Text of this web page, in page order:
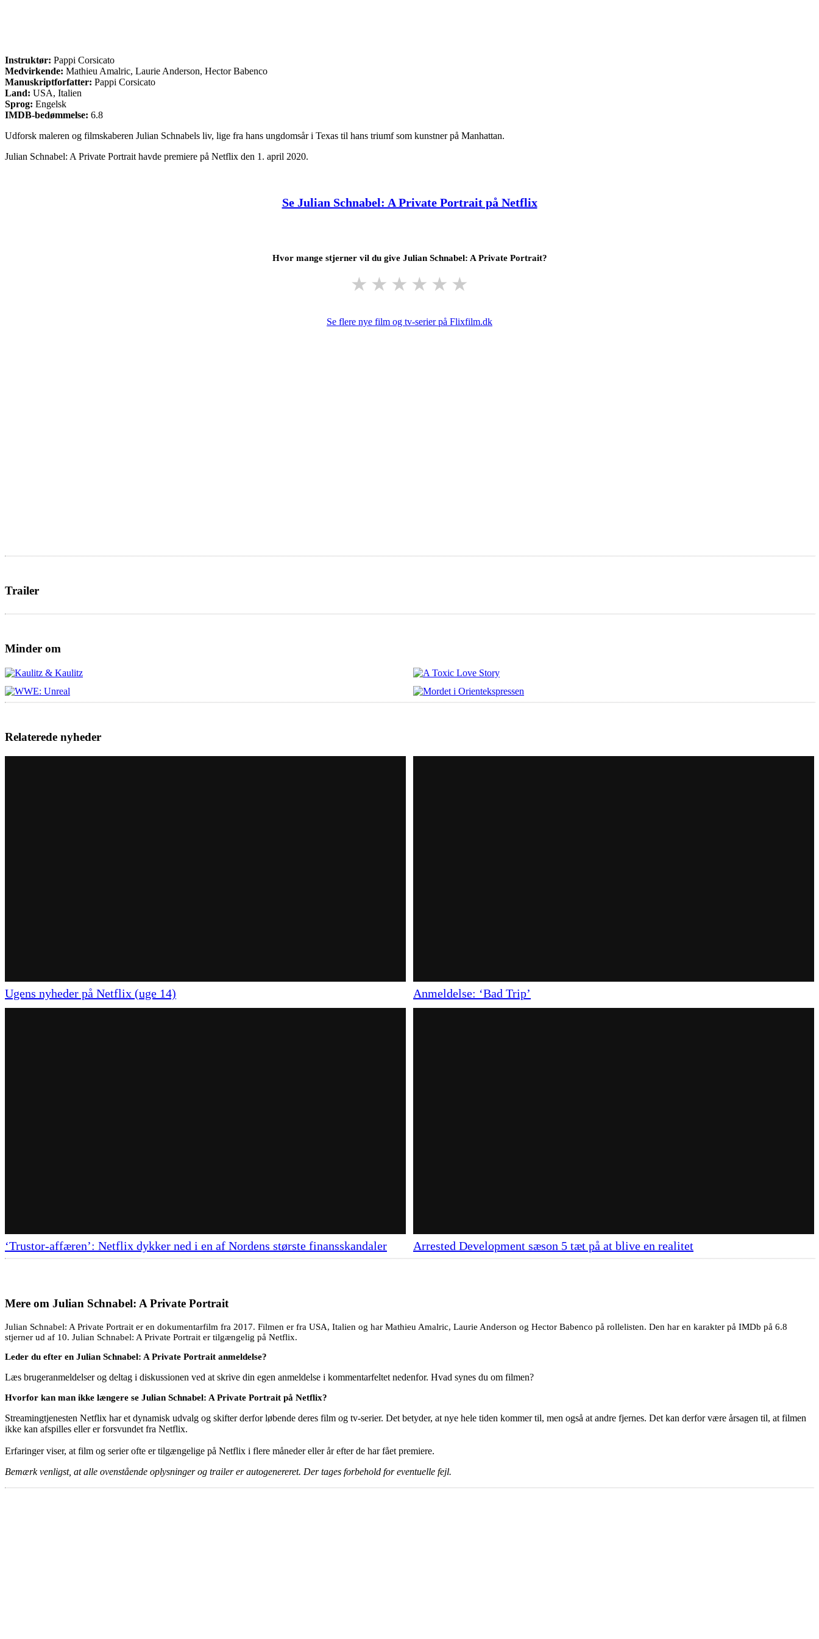
Instruktør: Pappi Corsicato
Medvirkende: Mathieu Amalric, Laurie Anderson, Hector Babenco
Manuskriptforfatter: Pappi Corsicato
Land: USA, Italien
Sprog: Engelsk
IMDB-bedømmelse: 6.8
Udforsk maleren og filmskaberen Julian Schnabels liv, lige fra hans ungdomsår i Texas til hans triumf som kunstner på Manhattan.
Julian Schnabel: A Private Portrait havde premiere på Netflix den 1. april 2020.
Se Julian Schnabel: A Private Portrait på Netflix
Hvor mange stjerner vil du give Julian Schnabel: A Private Portrait?
★ ★ ★ ★ ★ ★
Se flere nye film og tv-serier på Flixfilm.dk
Trailer
Minder om
Relaterede nyheder
Ugens nyheder på Netflix (uge 14) Anmeldelse: ‘Bad Trip’
‘Trustor-affæren’: Netflix dykker ned i en af Nordens største finansskandaler Arrested Development sæson 5 tæt på at blive en realitet
Mere om Julian Schnabel: A Private Portrait
Julian Schnabel: A Private Portrait er en dokumentarfilm fra 2017. Filmen er fra USA, Italien og har Mathieu Amalric, Laurie Anderson og Hector Babenco på rollelisten. Den har en karakter på IMDb på 6.8
stjerner ud af 10. Julian Schnabel: A Private Portrait er tilgængelig på Netflix.
Leder du efter en Julian Schnabel: A Private Portrait anmeldelse?
Læs brugeranmeldelser og deltag i diskussionen ved at skrive din egen anmeldelse i kommentarfeltet nedenfor. Hvad synes du om filmen?
Hvorfor kan man ikke længere se Julian Schnabel: A Private Portrait på Netflix?
Streamingtjenesten Netflix har et dynamisk udvalg og skifter derfor løbende deres film og tv-serier. Det betyder, at nye hele tiden kommer til, men også at andre fjernes. Det kan derfor være årsagen til, at filmen
ikke kan afspilles eller er forsvundet fra Netflix.
Erfaringer viser, at film og serier ofte er tilgængelige på Netflix i flere måneder eller år efter de har fået premiere.
Bemærk venligst, at alle ovenstående oplysninger og trailer er autogenereret. Der tages forbehold for eventuelle fejl.